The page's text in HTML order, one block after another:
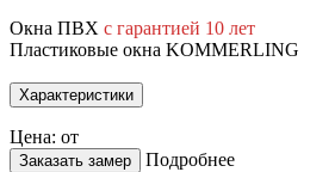
Окна ПВХ с гарантией 10 лет
Пластиковые окна KOMMERLING
Характеристики
Цена: от
Заказать замер Подробнее